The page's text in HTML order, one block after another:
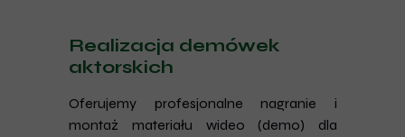
Realizacja demówek
aktorskich
Oferujemy profesjonalne nagranie i
montaż materiału wideo (demo) dla